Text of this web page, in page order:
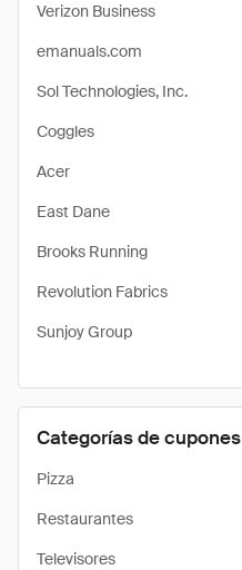
Verizon Business
emanuals.com
Sol Technologies, Inc.
Coggles
Acer
East Dane
Brooks Running
Revolution Fabrics
Sunjoy Group
Categorías de cupones
Pizza
Restaurantes
Televisores